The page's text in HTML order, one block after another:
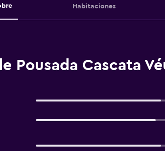
Habitaciones
Pousada Cascata